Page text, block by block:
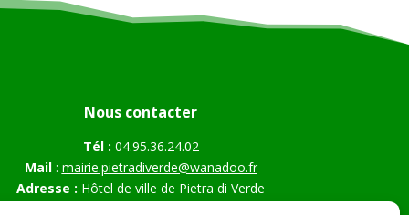
Nous contacter
Tél : 04.95.36.24.02
Mail: mairie.pietradiverde@wanadoo.fr
Adresse : Hôtel de ville de Pietra di Verde